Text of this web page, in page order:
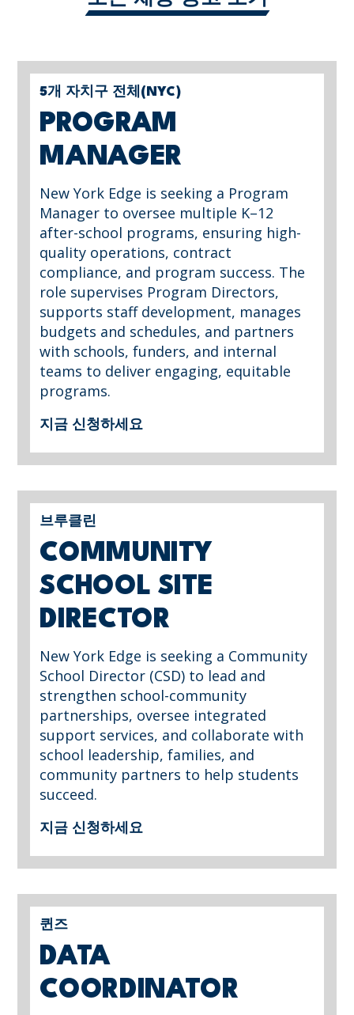
5개 자치구 전체(NYC)
PROGRAM
MANAGER
New York Edge is seeking a Program
Manager to oversee multiple K–12
after-school programs, ensuring high-
quality operations, contract
compliance, and program success. The
role supervises Program Directors,
supports staff development, manages
budgets and schedules, and partners
with schools, funders, and internal
teams to deliver engaging, equitable
programs.
지금 신청하세요
브루클린
COMMUNITY
SCHOOL SITE
DIRECTOR
New York Edge is seeking a Community
School Director (CSD) to lead and
strengthen school-community
partnerships, oversee integrated
support services, and collaborate with
school leadership, families, and
community partners to help students
succeed.
지금 신청하세요
퀸즈
DATA
COORDINATOR